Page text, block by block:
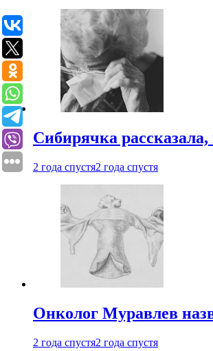
Сибирячка
2 года спустя2 года спустя
Онколог Муравлев
2 года спустя2 года спустя